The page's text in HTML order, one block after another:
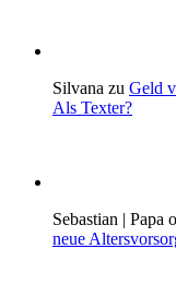
Silvana zu Geld
Als Texter?
Sebastian | Papa
neue